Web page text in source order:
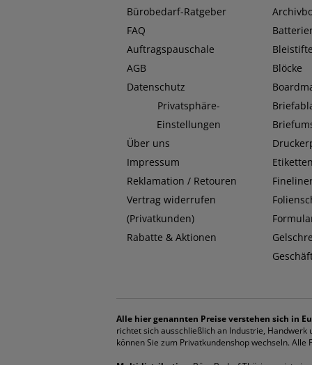
Bürobedarf-Ratgeber
FAQ
Auftragspauschale
AGB
Datenschutz
Privatsphäre-
Einstellungen
Über uns
Impressum
Reklamation / Retouren
Vertrag widerrufen
(Privatkunden)
Rabatte & Aktionen
Bleistifte
Blöcke
Etiketten
Alle hier genannten Preise verstehen sich in
richtet sich ausschließlich an Industrie,
können Sie zum Privatkundenshop wechseln.